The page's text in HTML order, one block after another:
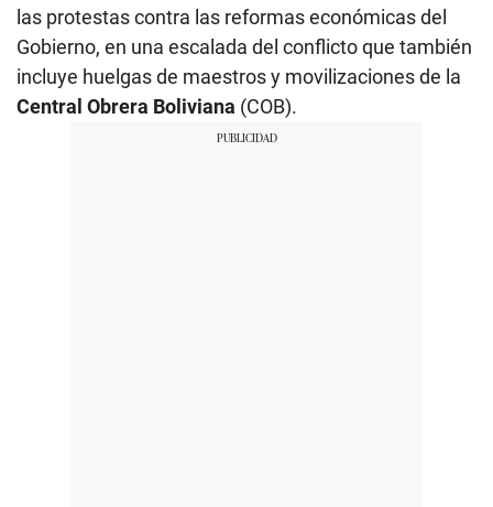
las protestas contra las reformas económicas del
Gobierno, en una escalada del conflicto que también
incluye huelgas de maestros y movilizaciones de la
Central Obrera Boliviana (COB).